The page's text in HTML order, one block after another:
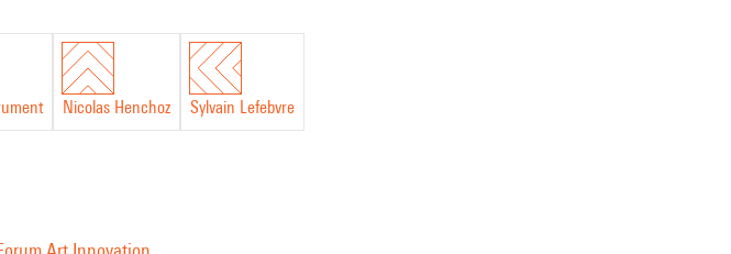
Nicolas Henchoz Sylvain Lefebvre